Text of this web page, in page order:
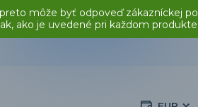
môže byť odpoveď zákazníckej
ako je uvedené pri každom